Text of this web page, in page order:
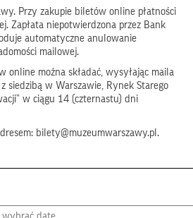
Przy zakupie biletów online płatności
Zapłata niepotwierdzona przez Bank
automatyczne anulowanie
mailowej.
można składać, wysyłając maila
siedzibą w Warszawie, Rynek Starego
w ciągu 14 (czternastu) dni
bilety@muzeumwarszawy.pl.